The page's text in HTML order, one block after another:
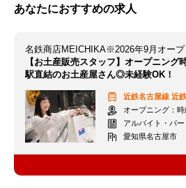
あなたにおすすめの求人
名鉄商店MEICHIKA※2026年9月オープ
【お土産販売スタッフ】オープニング
駅直結のお土産屋さん◎未経験OK！
近鉄名古屋線 近
オープニング：時給1400
アルバイト・パー
愛知県名古屋市